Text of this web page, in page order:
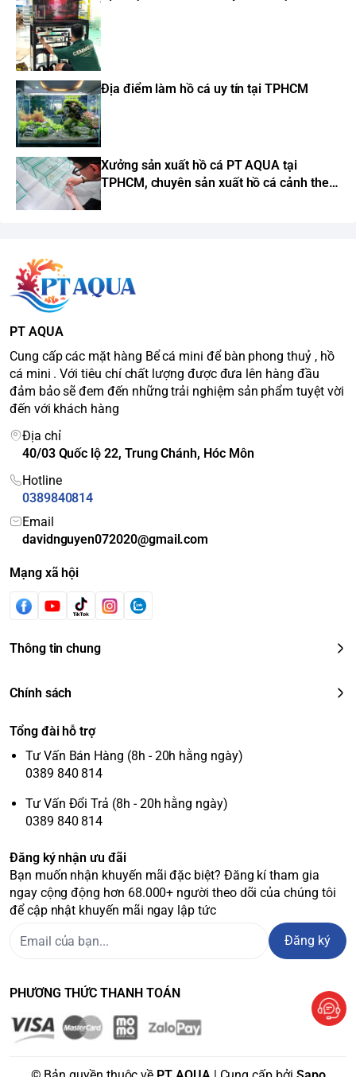
Địa điểm làm hồ cá uy tín tại TPHCM
Xưởng sản xuất hồ cá PT AQUA tại
TPHCM, chuyên sản xuất hồ cá cảnh theo
PT AQUA
Cung cấp các mặt hàng Bể cá mini để bàn phong thuỷ , hồ
cá mini . Với tiêu chí chất lượng được đưa lên hàng đầu
đảm bảo sẽ đem đến những trải nghiệm sản phẩm tuyệt vời
đến với khách hàng
Địa chỉ
40/03 Quốc lộ 22, Trung Chánh, Hóc Môn
Hotline
0389840814
Email
davidnguyen072020@gmail.com
Mạng xã hội
Thông tin chung
Chính sách
Tổng đài hỗ trợ
Tư Vấn Bán Hàng (8h - 20h hằng ngày)
0389 840 814
Tư Vấn Đổi Trả (8h - 20h hằng ngày)
0389 840 814
Đăng ký nhận ưu đãi
Bạn muốn nhận khuyến mãi đặc biệt? Đăng kí tham gia
ngay cộng động hơn 68.000+ người theo dõi của chúng tôi
để cập nhật khuyến mãi ngay lập tức
Đăng ký
PHƯƠNG THỨC THANH TOÁN